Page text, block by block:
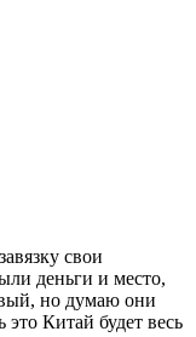
свои
деньги и место,
но думаю они
Китай будет весь